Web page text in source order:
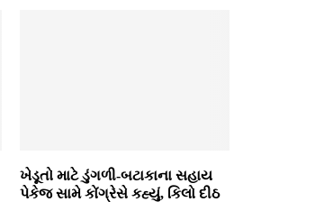
ખેડૂતો માટે ડુંગળી-બટાકાના સહાય
પેકેજ સામે કોંગ્રેસે કહ્યું, કિલો દીઠ